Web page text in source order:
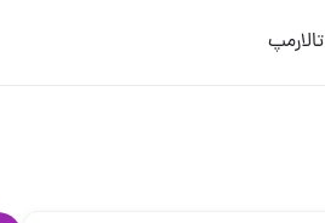
تالارمپ